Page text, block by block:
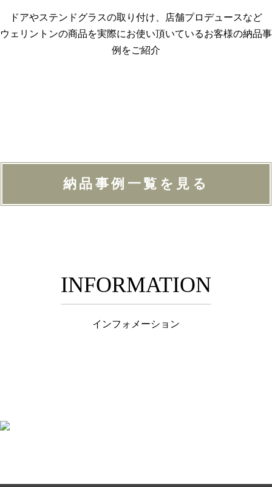
ドアやステンドグラスの取り付け、店舗プロデュースなど
ウェリントンの商品を実際にお使い頂いているお客様の納品事
例をご紹介
納品事例一覧を見る
INFORMATION
インフォメーション